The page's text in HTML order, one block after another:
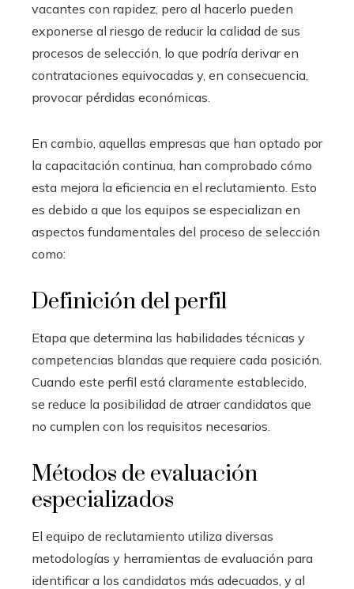
vacantes con rapidez, pero al hacerlo pueden
exponerse al riesgo de reducir la calidad de sus
procesos de selección, lo que podría derivar en
contrataciones equivocadas y, en consecuencia,
provocar pérdidas económicas.
En cambio, aquellas empresas que han optado por
la capacitación continua, han comprobado cómo
esta mejora la eficiencia en el reclutamiento. Esto
es debido a que los equipos se especializan en
aspectos fundamentales del proceso de selección
como:
Definición del perfil
Etapa que determina las habilidades técnicas y
competencias blandas que requiere cada posición.
Cuando este perfil está claramente establecido,
se reduce la posibilidad de atraer candidatos que
no cumplen con los requisitos necesarios.
Métodos de evaluación
especializados
El equipo de reclutamiento utiliza diversas
metodologías y herramientas de evaluación para
identificar a los candidatos más adecuados, y al